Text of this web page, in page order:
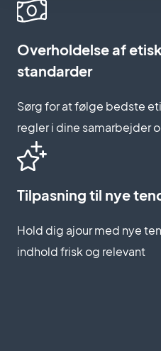
Overholdelse af
standarder
Sørg for at følge bedste
regler i dine samarbejder
Tilpasning til nye
Hold dig ajour med nye
indhold frisk og relevant